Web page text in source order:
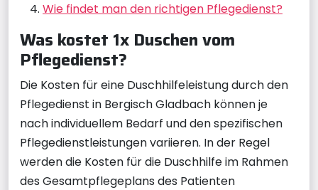
Wie findet man den richtigen Pflegedienst?
Was kostet 1x Duschen vom
Pflegedienst?
Die Kosten für eine Duschhilfeleistung durch den
Pflegedienst in Bergisch Gladbach können je
nach individuellem Bedarf und den spezifischen
Pflegedienstleistungen variieren. In der Regel
werden die Kosten für die Duschhilfe im Rahmen
des Gesamtpflegeplans des Patienten